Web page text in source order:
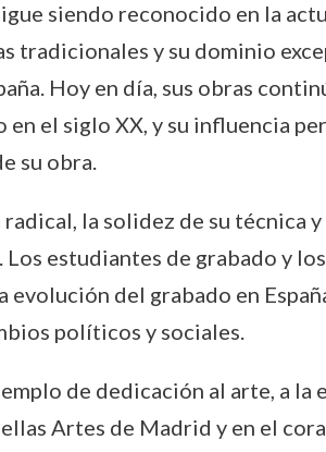
siendo reconocido en la
tradicionales y su dominio
Hoy en día, sus obras
el siglo XX, y su influencia
su obra.
la solidez de su
estudiantes de grabado y
del grabado en
políticos y sociales.
de dedicación al arte, a la
Artes de Madrid y en el